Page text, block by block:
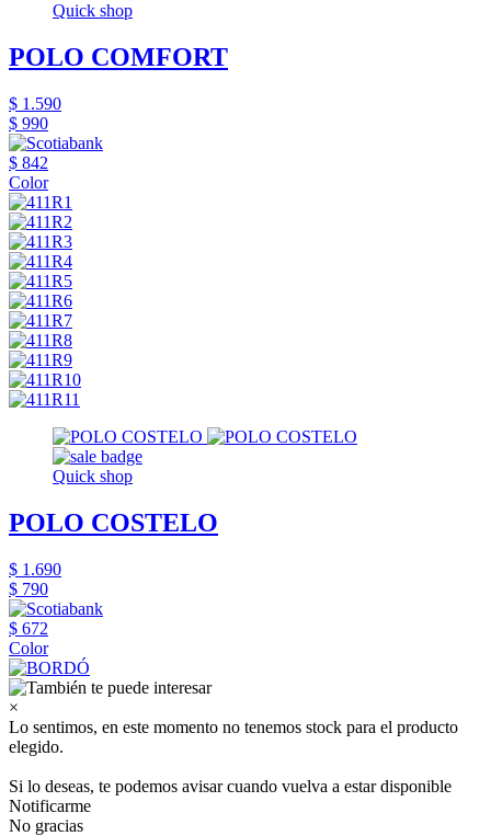
Quick shop
POLO COMFORT
$ 1.590
$ 990
$ 842
Color
Quick shop
POLO COSTELO
$ 1.690
$ 790
$ 672
Color
×
Lo sentimos, en este momento no tenemos stock para el producto
elegido.
Si lo deseas, te podemos avisar cuando vuelva a estar disponible
Notificarme
No gracias